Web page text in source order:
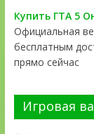
Купить ГТА 5
Официальная
бесплатным
прямо сейчас
Игровая